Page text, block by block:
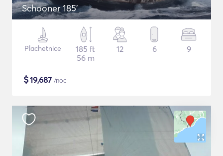
Schooner 185'
Plachetnice
185 ft
56 m
12 6 9
$19,687 /noc